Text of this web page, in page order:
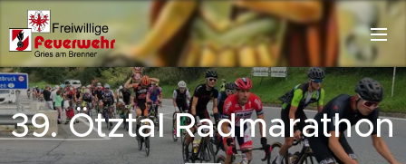
39. Ötztal Radmarathon